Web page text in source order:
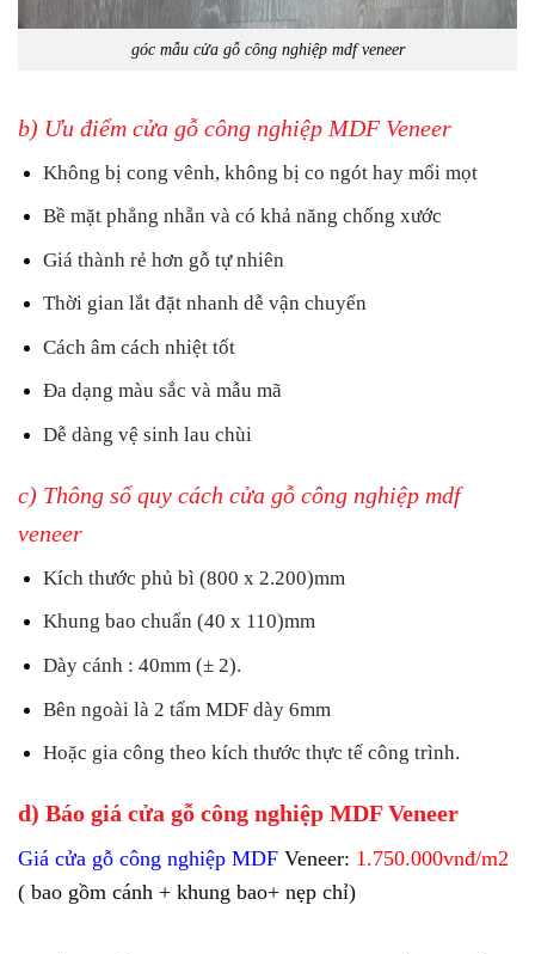
góc mẫu cửa gỗ công nghiệp mdf veneer
b) Ưu điểm cửa gỗ công nghiệp MDF Veneer
Không bị cong vênh, không bị co ngót hay mối mọt
Bề mặt phẳng nhẵn và có khả năng chống xước
Giá thành rẻ hơn gỗ tự nhiên
Thời gian lắt đặt nhanh dễ vận chuyển
Cách âm cách nhiệt tốt
Đa dạng màu sắc và mẫu mã
Dễ dàng vệ sinh lau chùi
c) Thông số quy cách cửa gỗ công nghiệp mdf
veneer
Kích thước phủ bì (800 x 2.200)mm
Khung bao chuẩn (40 x 110)mm
Dày cánh : 40mm (± 2).
Bên ngoài là 2 tấm MDF dày 6mm
Hoặc gia công theo kích thước thực tế công trình.
d) Báo giá cửa gỗ công nghiệp MDF Veneer
Giá cửa gỗ công nghiệp MDF Veneer: 1.750.000vnđ/m2
( bao gồm cánh + khung bao+ nẹp chỉ)